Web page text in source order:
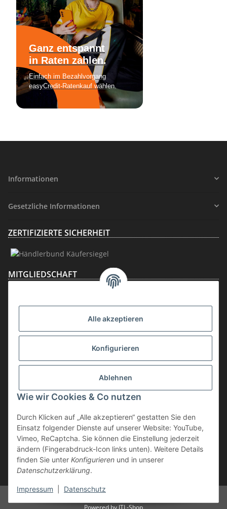
Alle akzeptieren
Konfigurieren
Ablehnen
Wie wir Cookies & Co nutzen
Durch Klicken auf „Alle akzeptieren“ gestatten Sie den
Einsatz folgender Dienste auf unserer Website: YouTube,
Vimeo, ReCaptcha. Sie können die Einstellung jederzeit
ändern (Fingerabdruck-Icon links unten). Weitere Details
finden Sie unter Konfigurieren und in unserer
Datenschutzerklärung.
Impressum Datenschutz
Informationen
Gesetzliche Informationen
ZERTIFIZIERTE SICHERHEIT
MITGLIEDSCHAFT
Vertrag widerrufen
Die Ware unterliegt der Differenzbesteuerung. Daher wird die im
Kaufpreis enthaltene Umsatzsteuer in der Rechnung nicht gesondert
ausgewiesen.
** gilt für Lieferungen innerhalb Deutschlands, Lieferzeiten für andere
Länder entnehmen Sie bitte der Schaltfläche "Versand"
Powered by JTL-Shop